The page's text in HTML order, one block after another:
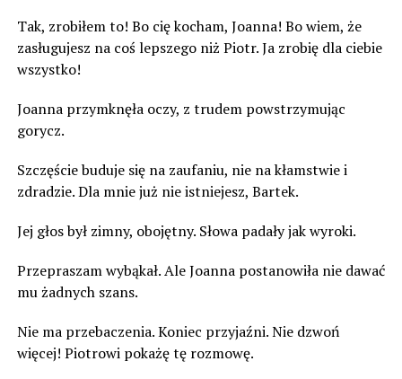
Tak, zrobiłem to! Bo cię kocham, Joanna! Bo wiem, że
zasługujesz na coś lepszego niż Piotr. Ja zrobię dla ciebie
wszystko!
Joanna przymknęła oczy, z trudem powstrzymując
gorycz.
Szczęście buduje się na zaufaniu, nie na kłamstwie i
zdradzie. Dla mnie już nie istniejesz, Bartek.
Jej głos był zimny, obojętny. Słowa padały jak wyroki.
Przepraszam wybąkał. Ale Joanna postanowiła nie dawać
mu żadnych szans.
Nie ma przebaczenia. Koniec przyjaźni. Nie dzwoń
więcej! Piotrowi pokażę tę rozmowę.